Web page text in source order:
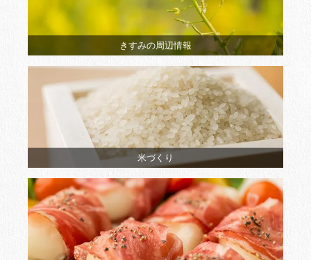
きすみの周辺情報
米づくり